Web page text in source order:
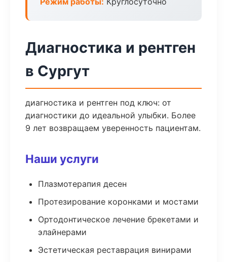
Диагностика и рентген
в Сургут
диагностика и рентген под ключ: от
диагностики до идеальной улыбки. Более
9 лет возвращаем уверенность пациентам.
Наши услуги
Плазмотерапия десен
Протезирование коронками и мостами
Ортодонтическое лечение брекетами и
элайнерами
Эстетическая реставрация винирами